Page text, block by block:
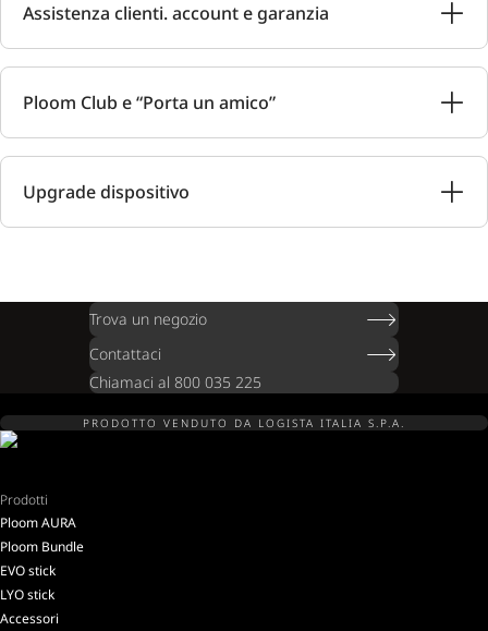
Assistenza clienti. account e garanzia
Ploom Club e “Porta un amico”
Upgrade dispositivo
Trova un negozio
Contattaci
Chiamaci al 800 035 225
PRODOTTO VENDUTO DA LOGISTA ITALIA S.P.A.
Prodotti
Ploom AURA
Ploom Bundle
EVO stick
LYO stick
Accessori